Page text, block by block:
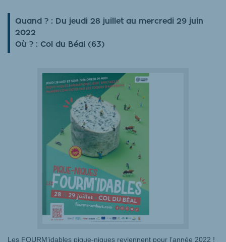
Quand ? : Du jeudi 28 juillet au mercredi 29 juin
2022
Où ? : Col du Béal (63)
Les FOURM’idables pique-niques reviennent pour l’année 2022 !